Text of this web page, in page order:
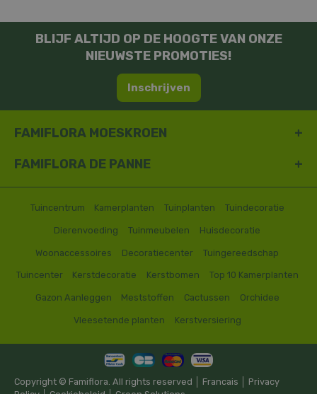
BLIJF ALTIJD OP DE HOOGTE VAN ONZE
NIEUWSTE PROMOTIES!
Inschrijven
FAMIFLORA MOESKROEN
FAMIFLORA DE PANNE
Tuincentrum Kamerplanten Tuinplanten Tuindecoratie
Dierenvoeding Tuinmeubelen Huisdecoratie
Woonaccessoires Decoratiecenter Tuingereedschap
Tuincenter Kerstdecoratie Kerstbomen Top 10 Kamerplanten
Gazon Aanleggen Meststoffen Cactussen Orchidee
Vleesetende planten Kerstversiering
Copyright © Famiflora. All rights reserved │ Francais
Privacy